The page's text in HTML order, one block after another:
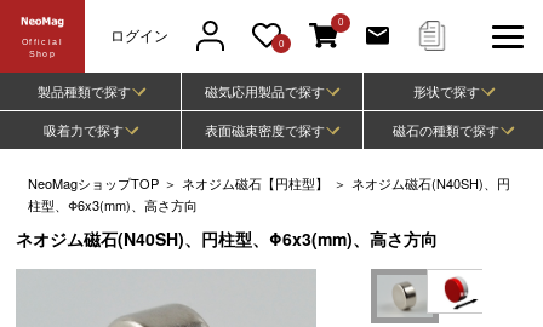
Official
Shop
ログイン 0
0
製品種類で探す 磁気応用製品で探す
形状で探す
吸着力で探す
表面磁束密度で探す 磁石の種類で探す
NeoMagショップTOP ＞ ネオジム磁石【円柱型】 ＞ ネオジム磁石(N40SH)、円
柱型、Φ6x3(mm)、高さ方向
ネオジム磁石(N40SH)、円柱型、Φ6x3(mm)、高さ方向